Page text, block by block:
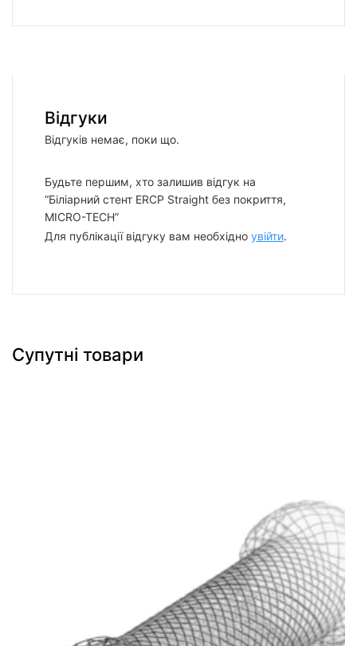
Відгуки
Відгуків немає, поки що.
Будьте першим, хто залишив відгук на
“Біліарний стент ERCP Straight без покриття,
MICRO-TECH”
Для публікації відгуку вам необхідно увійти.
Супутні товари